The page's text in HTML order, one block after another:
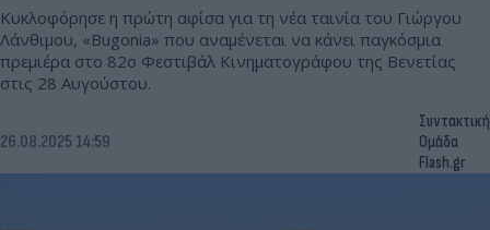
Κυκλοφόρησε η πρώτη αφίσα για τη νέα ταινία του Γιώργου
Λάνθιμου, «Bugonia» που αναμένεται να κάνει παγκόσμια
πρεμιέρα στο 82ο Φεστιβάλ Κινηματογράφου της Βενετίας
στις 28 Αυγούστου.
26.08.2025 14:59
Συντακτική
Ομάδα
Flash.gr